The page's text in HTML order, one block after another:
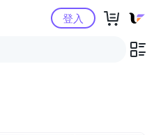
Yahoo購物中心登入